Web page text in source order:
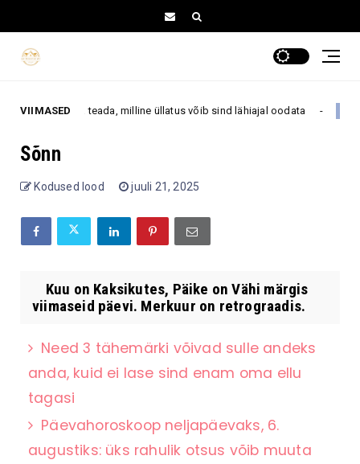
VIIMASED
1–16 ja saa teada, milline üllatus võib sind lähiajal oodata
Sõnn
Kodused lood juuli 21, 2025
Kuu on Kaksikutes, Päike on Vähi märgis
viimaseid päevi. Merkuur on retrograadis.
Need 3 tähemärki võivad sulle andeks
anda, kuid ei lase sind enam oma ellu
tagasi
Päevahoroskoop neljapäevaks, 6.
augustiks: üks rahulik otsus võib muuta